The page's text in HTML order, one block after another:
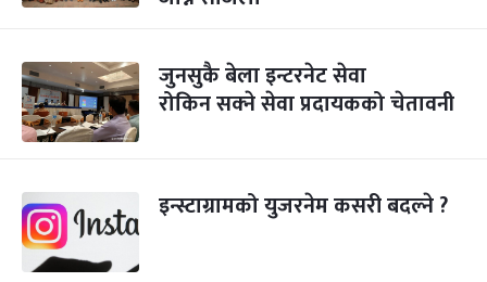
जुनसुकै बेला इन्टरनेट सेवा
रोकिन सक्‍ने सेवा प्रदायकको चेतावनी
इन्स्टाग्रामको युजरनेम कसरी बदल्ने ?